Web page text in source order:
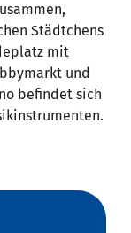
Städtchens
mit
und
befindet sich